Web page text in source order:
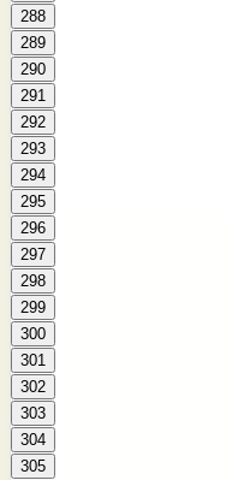
288
289
290
291
292
293
294
295
296
297
298
299
300
301
302
303
304
305